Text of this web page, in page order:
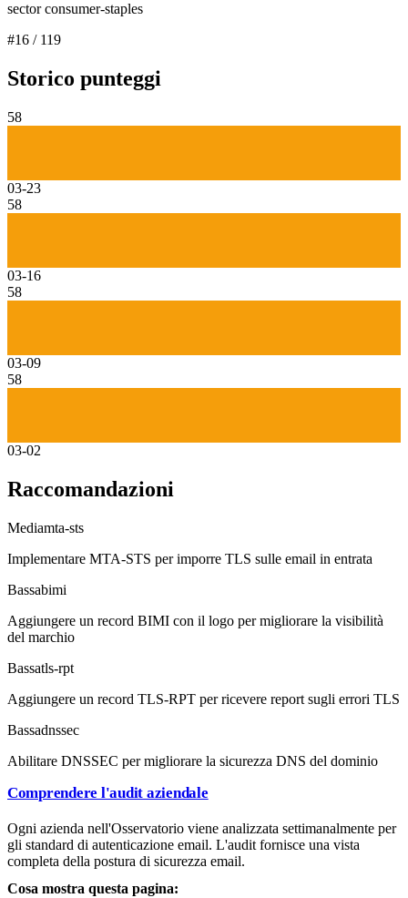
sector consumer-staples
#16 / 119
Storico punteggi
58
03-23
58
03-16
58
03-09
58
03-02
Raccomandazioni
Mediamta-sts
Implementare MTA-STS per imporre TLS sulle email in entrata
Bassabimi
Aggiungere un record BIMI con il logo per migliorare la visibilità
del marchio
Bassatls-rpt
Aggiungere un record TLS-RPT per ricevere report sugli errori TLS
Bassadnssec
Abilitare DNSSEC per migliorare la sicurezza DNS del dominio
Comprendere l'audit aziendale
Ogni azienda nell'Osservatorio viene analizzata settimanalmente per
gli standard di autenticazione email. L'audit fornisce una vista
completa della postura di sicurezza email.
Cosa mostra questa pagina: